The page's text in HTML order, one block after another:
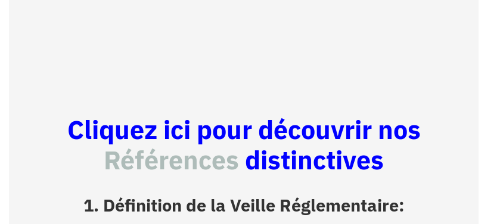
Cliquez ici pour découvrir nos
Références distinctives
1. Définition de la Veille Réglementaire: